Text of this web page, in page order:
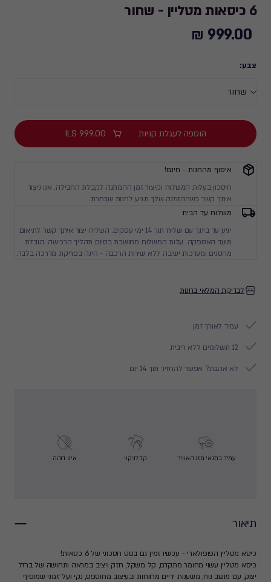
6 כיסאות מטליין - שחור
999.00
999.00 ₪
צבע:
הוספה לעגלת קניות ILS 999.00
איסוף מהחנות - חינם!
חיסכון בעלות המשלוח וקיצור זמן ההמתנה לקבלת החבילה. אנו ניצור
איתך קשר כשההזמנה שלך תגיע לחנות שבחרת.
משלוח עד הבית
יגיע עד ביתך עם שליח תוך 14 ימי עסקים. השליח יצור איתך קשר לתיאום
מועד האספקה. עלות המשלוח מחושבת בסיום תהליך הרכישה. הובלת
מחסנים ומערכות ישיבה ללא שירות הרכבה - הינה בפריקת מדרכה בלבד.
לבדיקת המלאי בחנות
עמיד לאורך זמן
12 תשלומים ללא ריבית
לא אהבת? אפשר להחזיר תוך 14 יום
עמיד בתנאי מזג האוויר קל לניקוי אינו דוהה
תיאור
כיסא מטליין הפופולארי - עכשיו זמין גם בסט חסכוני של 6 כסאות!
כיסא מטליין עשוי מחומר מתקדם, קל משקל, חזק ויציב במראה ותחושה של ברזל
יצוק, עם מושב נוח, משענות ידיים מרווחות ובעיצוב מחוספס, נקי ועל־זמני שמוסיף